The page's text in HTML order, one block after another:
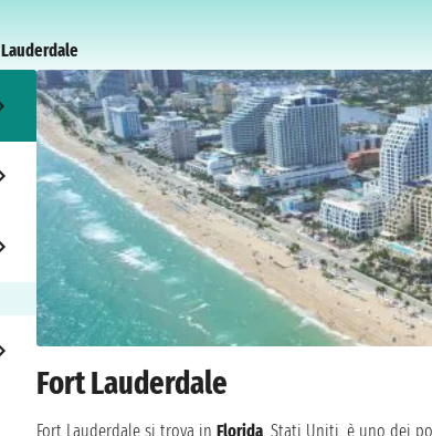
Fort Lauderdale
Fort Lauderdale si trova in Florida, Stati Uniti, è uno dei